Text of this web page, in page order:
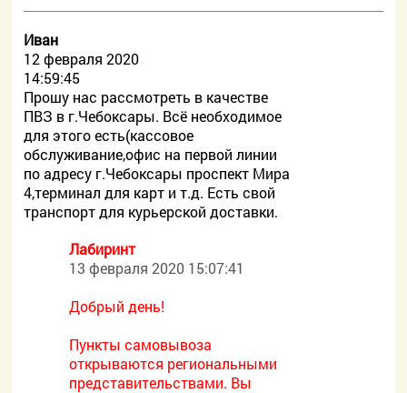
Иван
12 февраля 2020
14:59:45
Прошу нас рассмотреть в качестве
ПВЗ в г.Чебоксары. Всё необходимое
для этого есть(кассовое
обслуживание,офис на первой линии
по адресу г.Чебоксары проспект Мира
4,терминал для карт и т.д. Есть свой
транспорт для курьерской доставки.
Лабиринт
13 февраля 2020 15:07:41
Добрый день!
Пункты самовывоза
открываются региональными
представительствами. Вы